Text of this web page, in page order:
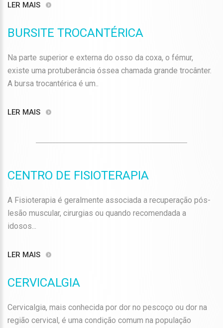
LER MAIS
BURSITE TROCANTÉRICA
Na parte superior e externa do osso da coxa, o fémur,
existe uma protuberância óssea chamada grande trocânter.
A bursa trocantérica é um..
LER MAIS
CENTRO DE FISIOTERAPIA
A Fisioterapia é geralmente associada a recuperação pós-
lesão muscular, cirurgias ou quando recomendada a
idosos...
LER MAIS
CERVICALGIA
Cervicalgia, mais conhecida por dor no pescoço ou dor na
região cervical, é uma condição comum na população